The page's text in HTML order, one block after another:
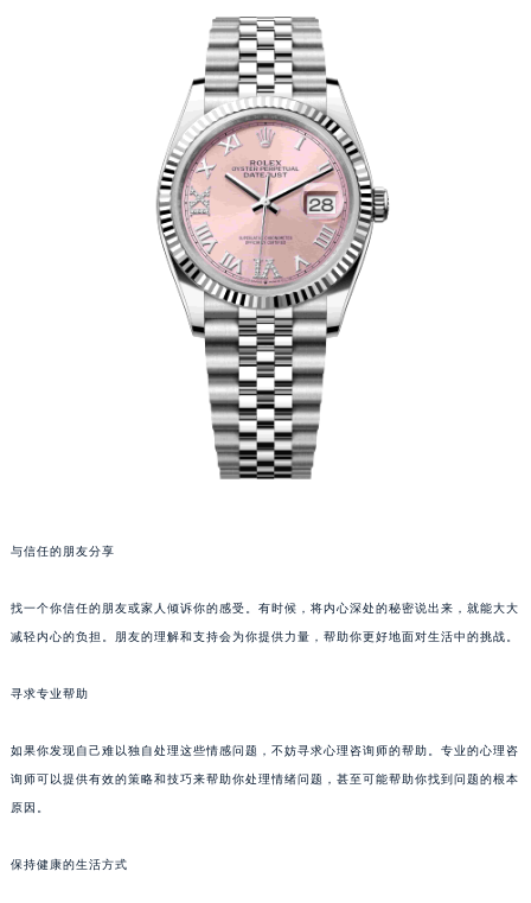
与信任的朋友分享
找一个你信任的朋友或家人倾诉你的感受。有时候，将内心深处的秘密说出来，就能大大
减轻内心的负担。朋友的理解和支持会为你提供力量，帮助你更好地面对生活中的挑战。
寻求专业帮助
如果你发现自己难以独自处理这些情感问题，不妨寻求心理咨询师的帮助。专业的心理咨
询师可以提供有效的策略和技巧来帮助你处理情绪问题，甚至可能帮助你找到问题的根本
原因。
保持健康的生活方式